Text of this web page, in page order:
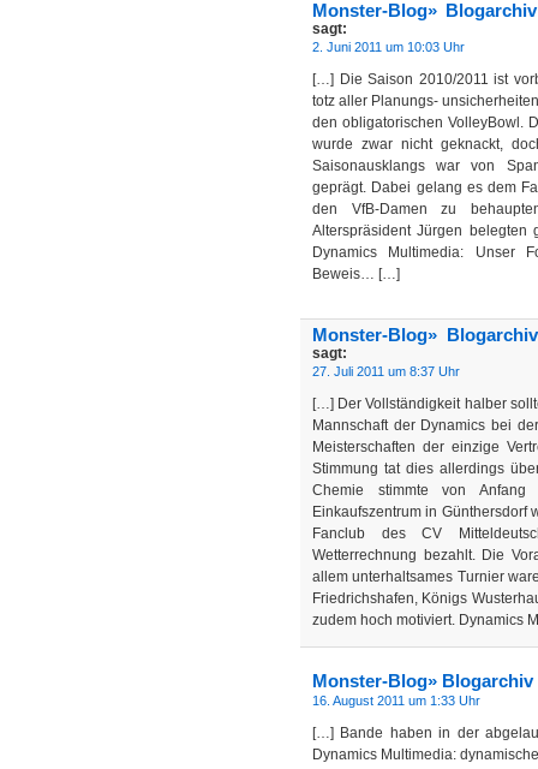
Monster-Blog»
sagt:
2. Juni 2011 um 10:03 Uhr
[…] Die Saison 2010/2011 ist
totz aller Planungs-
den obligatorischen VolleyBowl.
wurde zwar nicht geknackt,
Saisonausklangs war von
geprägt. Dabei gelang es dem
den VfB-Damen zu
Alterspräsident Jürgen belegten
Dynamics Multimedia: Unser
Beweis… […]
Monster-Blog»
sagt:
27. Juli 2011 um 8:37 Uhr
[…] Der Vollständigkeit halber
Mannschaft der Dynamics bei
Meisterschaften der einzige
Stimmung tat dies allerdings
Chemie stimmte von
Einkaufszentrum in Günthersdorf
Fanclub des CV
Wetterrechnung bezahlt. Die
allem unterhaltsames Turnier
Friedrichshafen, Königs
zudem hoch motiviert. Dynamics
Monster-Blog»
16. August 2011 um 1:33 Uhr
[…] Bande haben in der
Dynamics Multimedia: